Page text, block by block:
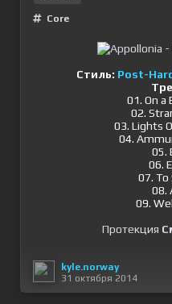
Сore
Стиль: Post-
01. On a
02.
03. Lights
04.
05.
06.
07. To
08.
09.
Протекция
kyle.norway
31 октября 2014